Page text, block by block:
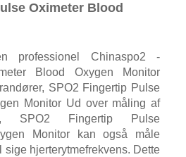
Oximeter Blood
professionel Chinaspo2 -
Blood Oxygen Monitor
SPO2 Fingertip Pulse
Monitor Ud over måling af
SPO2 Fingertip Pulse
Monitor kan også måle
sige hjerterytmefrekvens. Dette